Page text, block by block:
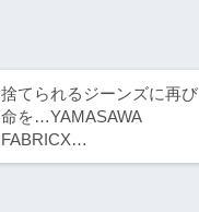
捨てられるジーンズに再び
命を…YAMASAWA
FABRICX…